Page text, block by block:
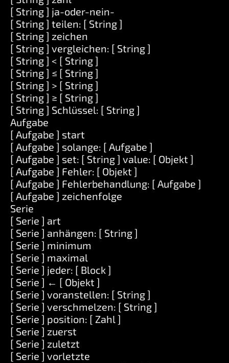
[ String ] ja-oder-nein-
[ String ] teilen: [ String ]
[ String ] zeichen
[ String ] vergleichen: [ String ]
[ String ] < [ String ]
[ String ] ≤ [ String ]
[ String ] > [ String ]
[ String ] ≥ [ String ]
[ String ] Schlüssel: [ String ]
Aufgabe
[ Aufgabe ] start
[ Aufgabe ] solange: [ Aufgabe ]
[ Aufgabe ] set: [ String ] value: [ Objekt ]
[ Aufgabe ] Fehler: [ Objekt ]
[ Aufgabe ] Fehlerbehandlung: [ Aufgabe ]
[ Aufgabe ] zeichenfolge
Serie
[ Serie ] art
[ Serie ] anhängen: [ String ]
[ Serie ] minimum
[ Serie ] maximal
[ Serie ] jeder: [ Block ]
[ Serie ] ← [ Objekt ]
[ Serie ] voranstellen: [ String ]
[ Serie ] verschmelzen: [ String ]
[ Serie ] position: [ Zahl ]
[ Serie ] zuerst
[ Serie ] zuletzt
[ Serie ] vorletzte